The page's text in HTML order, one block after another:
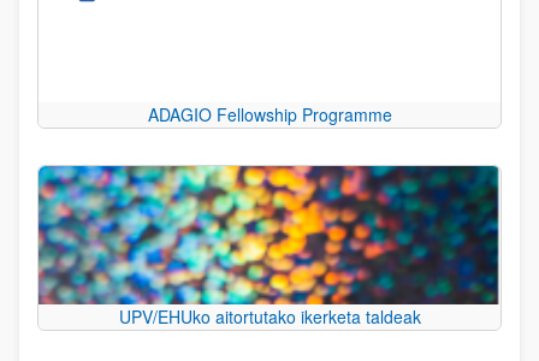
ADAGIO Fellowship Programme
UPV/EHUko aitortutako ikerketa taldeak